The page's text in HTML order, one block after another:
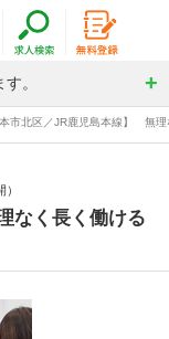
。
本市北区／JR鹿児島本線】 無
なく長く働ける